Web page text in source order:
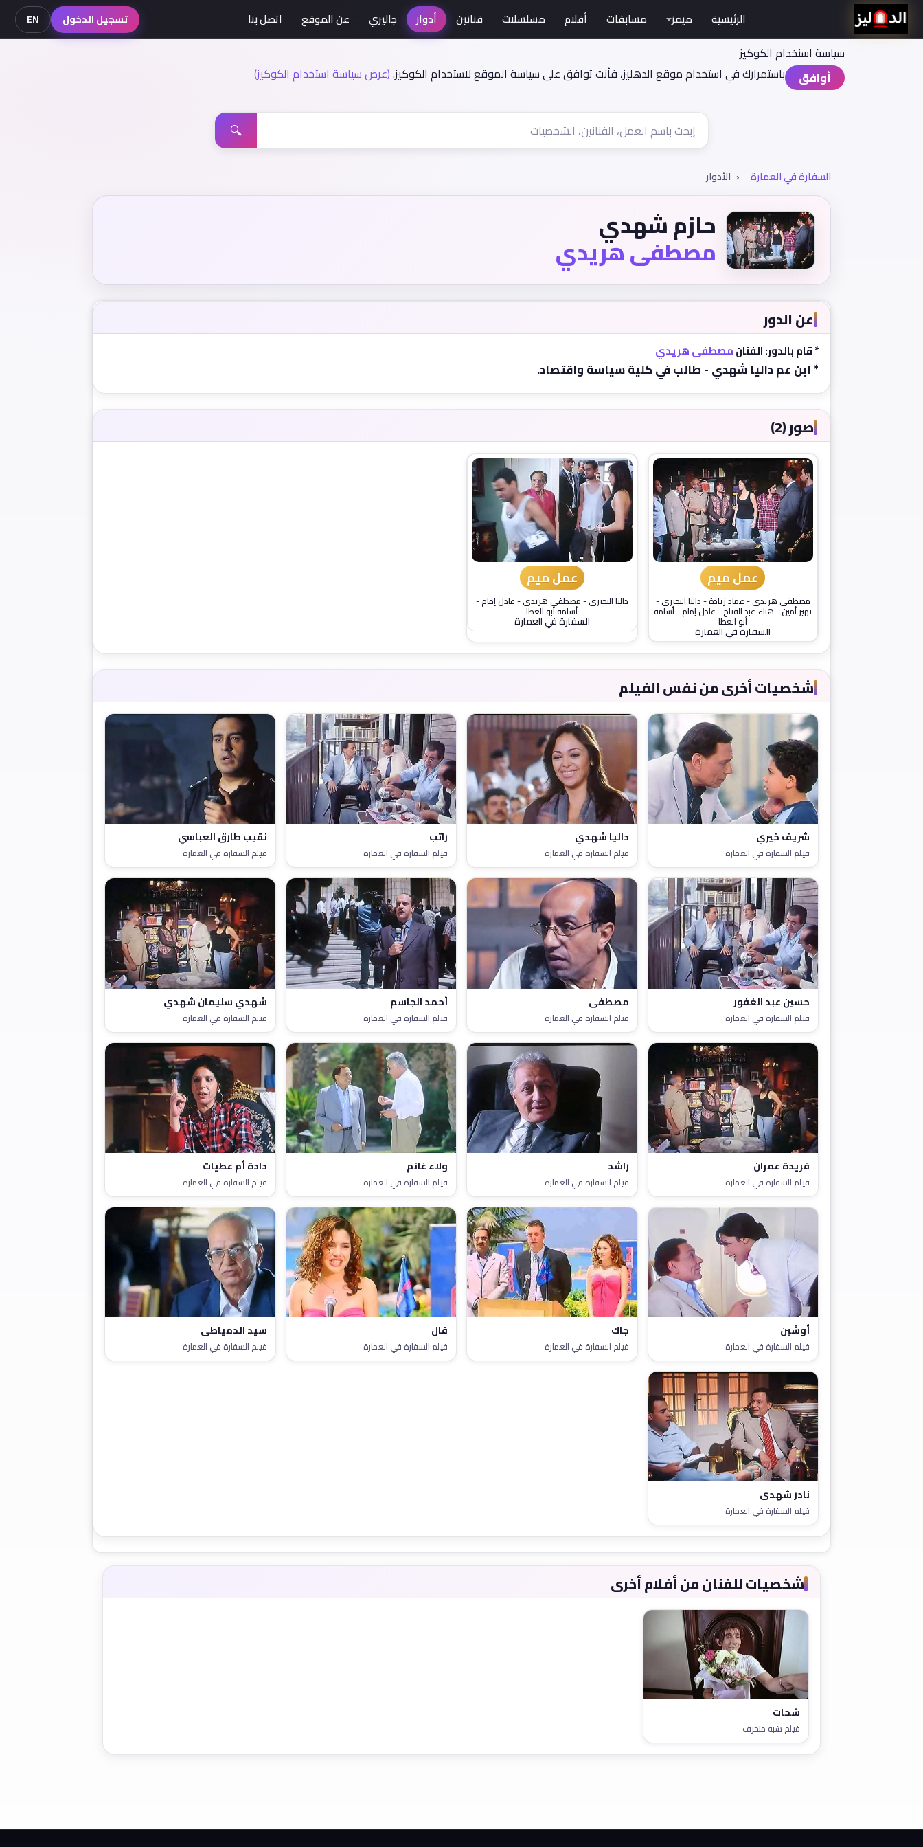
سياسة اسنخدام الكوكيز
أوافق
باستمرارك في استخدام موقع الدهليز، فأنت توافق على سياسة الموقع لاستخدام الكوكيز.(عرض سياسة استخدام الكوكيز)
الرئيسية ميمز مسابقات أفلام مسلسلات فنانين أدوار جاليري عن الموقع اتصل بنا تسجيل الدخول EN
🔍
السفارة في العمارة الأدوار
حازم شهدي
مصطفى هريدي
عن الدور
* قام بالدور: الفنانمصطفى هريدي
* ابن عم داليا شهدي - طالب في كلية سياسة واقتصاد.
صور (2)
عمل ميم
مصطفى هريدي-عماد زيادة-داليا البحيري-
نهير أمين-هناء عبد الفتاح-عادل إمام-أسامة
أبو العطا
السفارة في العمارة
عمل ميم
داليا البحيري-مصطفى هريدي-عادل إمام-
أسامة أبو العطا
السفارة في العمارة
شخصيات أخرى من نفس الفيلم
شريف خيري
فيلم السفارة في العمارة
داليا شهدي
فيلم السفارة في العمارة
راتب
فيلم السفارة في العمارة
نقيب طارق العباسي
فيلم السفارة في العمارة
حسين عبد الغفور
فيلم السفارة في العمارة
مصطفى
فيلم السفارة في العمارة
أحمد الجاسم
فيلم السفارة في العمارة
شهدي سليمان شهدي
فيلم السفارة في العمارة
فريدة عمران
فيلم السفارة في العمارة
راشد
فيلم السفارة في العمارة
ولاء غانم
فيلم السفارة في العمارة
دادة أم عطيات
فيلم السفارة في العمارة
أوشين
فيلم السفارة في العمارة
جاك
فيلم السفارة في العمارة
فال
فيلم السفارة في العمارة
سيد الدمياطي
فيلم السفارة في العمارة
نادر شهدي
فيلم السفارة في العمارة
شخصيات للفنان من أفلام أخرى
شحات
فيلم شبه منحرف